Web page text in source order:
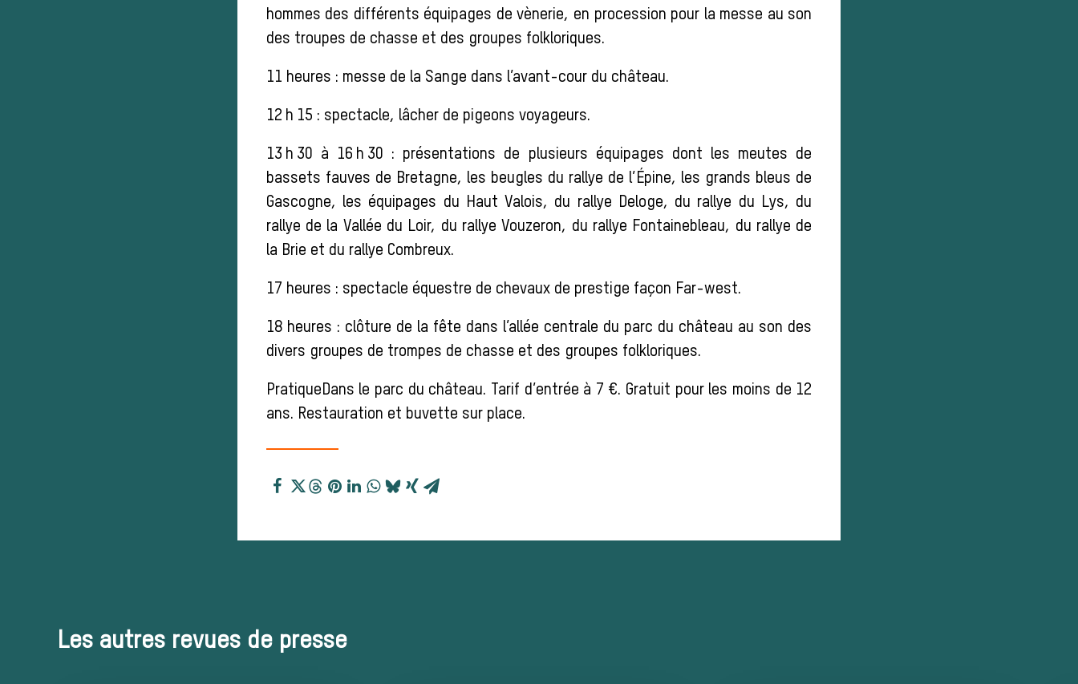
hommes des différents équipages de vènerie, en procession pour la messe au son
des troupes de chasse et des groupes folkloriques.
11 heures : messe de la Sange dans l’avant-cour du château.
12 h 15 : spectacle, lâcher de pigeons voyageurs.
13 h 30 à 16 h 30 : présentations de plusieurs équipages dont les meutes de
bassets fauves de Bretagne, les beugles du rallye de l’Épine, les grands bleus de
Gascogne, les équipages du Haut Valois, du rallye Deloge, du rallye du Lys, du
rallye de la Vallée du Loir, du rallye Vouzeron, du rallye Fontainebleau, du rallye de
la Brie et du rallye Combreux.
17 heures : spectacle équestre de chevaux de prestige façon Far-west.
18 heures : clôture de la fête dans l’allée centrale du parc du château au son des
divers groupes de trompes de chasse et des groupes folkloriques.
PratiqueDans le parc du château. Tarif d’entrée à 7 €. Gratuit pour les moins de 12
ans. Restauration et buvette sur place.
Les autres revues de presse